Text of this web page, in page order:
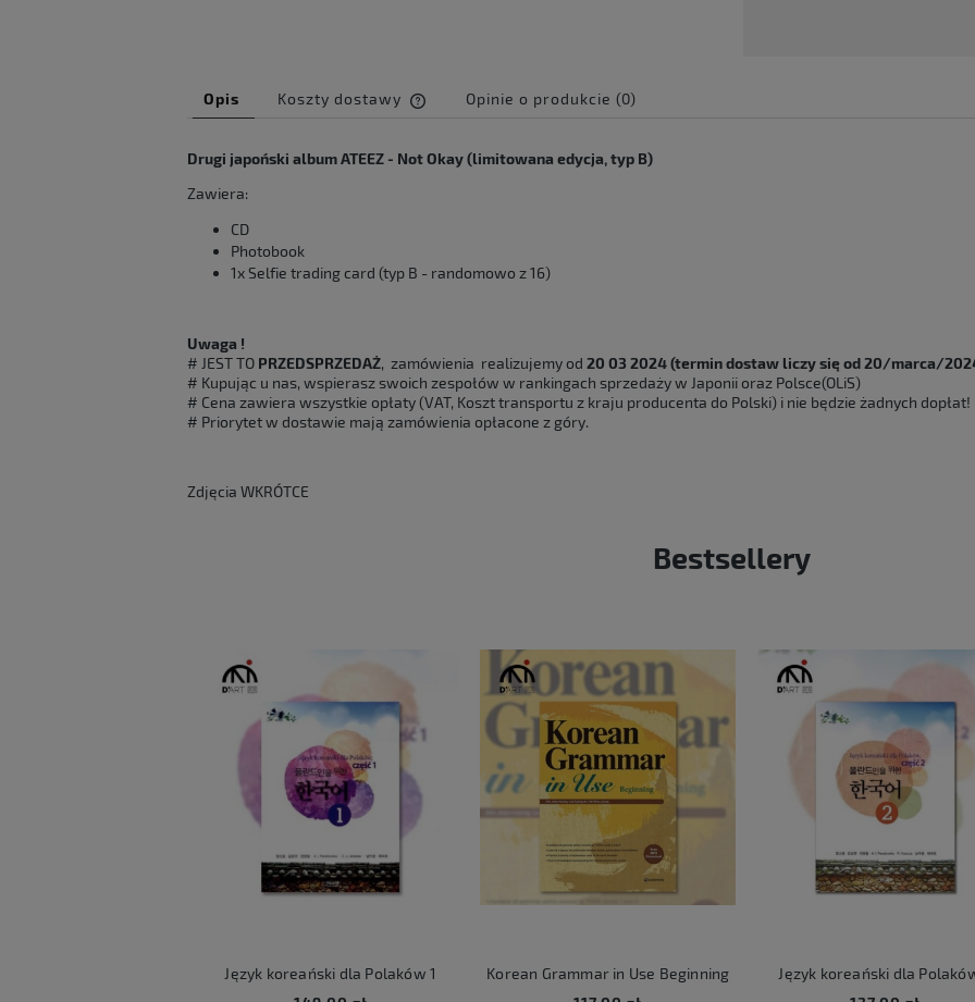
Opis Koszty dostawy
Cena nie zawiera ewentualnych
Opinie o produkcie (0)
Drugi japoński album ATEEZ - Not Okay (limitowana edycja, typ B)
Zawiera:
CD
Photobook
1x Selfie trading card (typ B - randomowo z 16)
Uwaga !
# JEST TO PRZEDSPRZEDAŻ, zamówienia realizujemy od 20 03 2024 (termin dostaw liczy się od 20/marca/
# Kupując u nas, wspierasz swoich zespołów w rankingach sprzedaży w Japonii oraz Polsce(OLiS)
# Cena zawiera wszystkie opłaty (VAT, Koszt transportu z kraju producenta do Polski) i nie będzie żadnych dopłat!
# Priorytet w dostawie mają zamówienia opłacone z góry.
Zdjęcia WKRÓTCE
Bestsellery
Język koreański dla Polaków 1
Korean Grammar in Use Beginning
Język koreański dla Polaków